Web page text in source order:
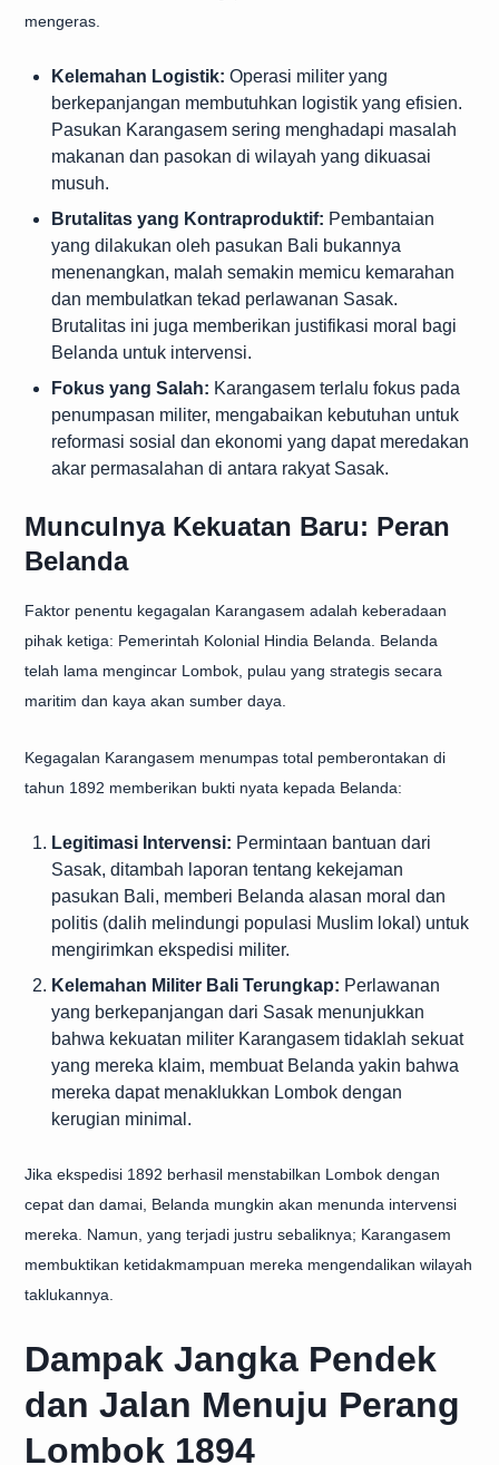
mengeras.
Kelemahan Logistik: Operasi militer yang
berkepanjangan membutuhkan logistik yang efisien.
Pasukan Karangasem sering menghadapi masalah
makanan dan pasokan di wilayah yang dikuasai
musuh.
Brutalitas yang Kontraproduktif: Pembantaian
yang dilakukan oleh pasukan Bali bukannya
menenangkan, malah semakin memicu kemarahan
dan membulatkan tekad perlawanan Sasak.
Brutalitas ini juga memberikan justifikasi moral bagi
Belanda untuk intervensi.
Fokus yang Salah: Karangasem terlalu fokus pada
penumpasan militer, mengabaikan kebutuhan untuk
reformasi sosial dan ekonomi yang dapat meredakan
akar permasalahan di antara rakyat Sasak.
Munculnya Kekuatan Baru: Peran
Belanda
Faktor penentu kegagalan Karangasem adalah keberadaan
pihak ketiga: Pemerintah Kolonial Hindia Belanda. Belanda
telah lama mengincar Lombok, pulau yang strategis secara
maritim dan kaya akan sumber daya.
Kegagalan Karangasem menumpas total pemberontakan di
tahun 1892 memberikan bukti nyata kepada Belanda:
Legitimasi Intervensi: Permintaan bantuan dari
Sasak, ditambah laporan tentang kekejaman
pasukan Bali, memberi Belanda alasan moral dan
politis (dalih melindungi populasi Muslim lokal) untuk
mengirimkan ekspedisi militer.
Kelemahan Militer Bali Terungkap: Perlawanan
yang berkepanjangan dari Sasak menunjukkan
bahwa kekuatan militer Karangasem tidaklah sekuat
yang mereka klaim, membuat Belanda yakin bahwa
mereka dapat menaklukkan Lombok dengan
kerugian minimal.
Jika ekspedisi 1892 berhasil menstabilkan Lombok dengan
cepat dan damai, Belanda mungkin akan menunda intervensi
mereka. Namun, yang terjadi justru sebaliknya; Karangasem
membuktikan ketidakmampuan mereka mengendalikan wilayah
taklukannya.
Dampak Jangka Pendek
dan Jalan Menuju Perang
Lombok 1894